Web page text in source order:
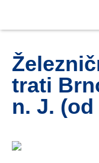
trati
n. J.